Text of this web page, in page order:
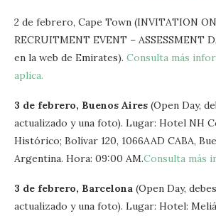
2 de febrero, Cape Town (INVITATION
RECRUITMENT EVENT – ASSESSMENT
en la web de Emirates). Consulta más
aplica.
3 de febrero, Buenos Aires (Open Day,
actualizado y una foto). Lugar: Hotel NH
Histórico; Bolívar 120, 1066AAD CABA,
Argentina. Hora: 09:00 AM.Consulta más
3 de febrero, Barcelona (Open Day,
actualizado y una foto). Lugar: Hotel: